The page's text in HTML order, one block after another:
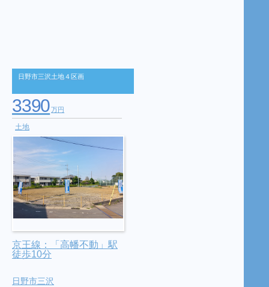
日野市三沢土地４区画
3390万円
土地
京王線：「高幡不動」駅
徒歩10分
日野市三沢